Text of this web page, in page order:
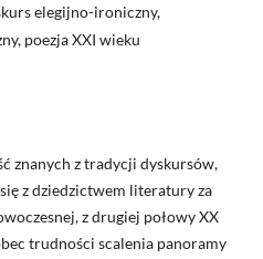
elegijno-ironiczny,
poezja XXI wieku
znanych z tradycji dyskursów,
z dziedzictwem literatury za
z drugiej połowy XX
trudności scalenia panoramy